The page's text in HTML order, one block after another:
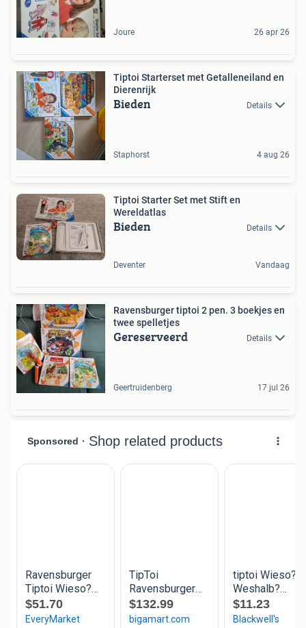
Joure 26 apr 26
Tiptoi Starterset met Getalleneiland en
Dierenrijk
Bieden Details
Staphorst 4 aug 26
Tiptoi Starter Set met Stift en
Wereldatlas
Bieden Details
Deventer Vandaag
Ravensburger tiptoi 2 pen. 3 boekjes en
twee spelletjes
Gereserveerd Details
Geertruidenberg 17 jul 26